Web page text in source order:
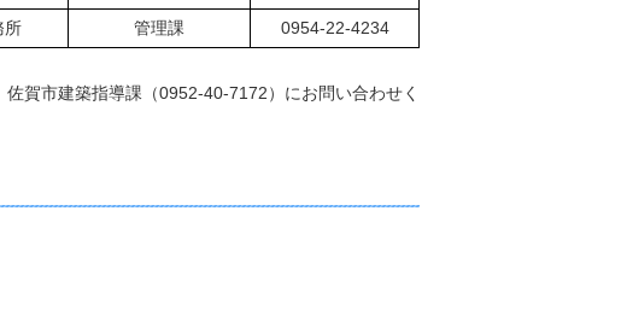
所 管理課 0954-22-4234
賀市建築指導課（0952-40-7172）にお問い合わせく